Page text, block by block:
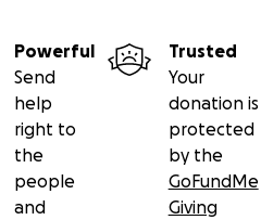
Powerful
Send
help
right to
the
people
and
Trusted
Your
donation is
protected
by the
GoFundMe
Giving